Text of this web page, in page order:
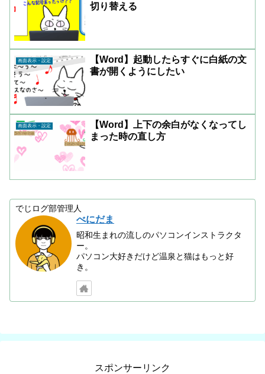
切り替える
画面表示・設定
【Word】起動したらすぐに白紙の文
書が開くようにしたい
画面表示・設定
【Word】上下の余白がなくなってし
まった時の直し方
でじログ部管理人
べにだま
昭和生まれの流しのパソコンインストラクタ
ー。
パソコン大好きだけど温泉と猫はもっと好
き。
スポンサーリンク